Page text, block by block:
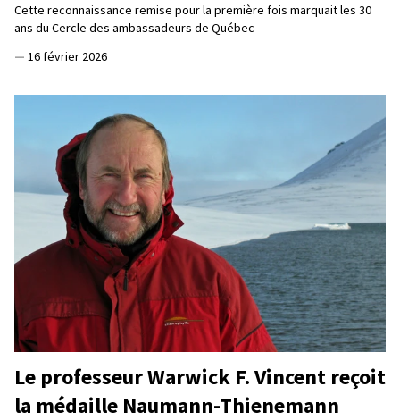
Cette reconnaissance remise pour la première fois marquait les 30
ans du Cercle des ambassadeurs de Québec
— 16 février 2026
Le professeur Warwick F. Vincent reçoit
la médaille Naumann-Thienemann